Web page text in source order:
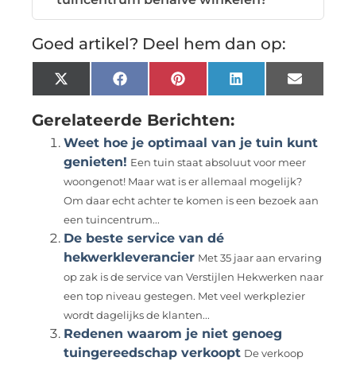
Goed artikel? Deel hem dan op:
X
(Twitter)
FacebookPinterestLinkedInEmail
Gerelateerde Berichten:
Weet hoe je optimaal van je tuin kunt
genieten! Een tuin staat absoluut voor meer
woongenot! Maar wat is er allemaal mogelijk?
Om daar echt achter te komen is een bezoek aan
een tuincentrum...
De beste service van dé
hekwerkleverancier Met 35 jaar aan ervaring
op zak is de service van Verstijlen Hekwerken naar
een top niveau gestegen. Met veel werkplezier
wordt dagelijks de klanten...
Redenen waarom je niet genoeg
tuingereedschap verkoopt De verkoop